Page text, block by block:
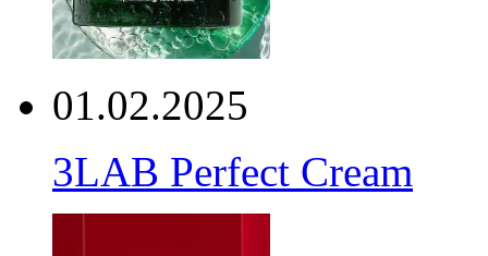
01.02.2025
3LAB Perfect Cream